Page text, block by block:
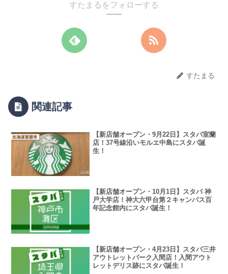
すたまるをフォローする
すたまる
関連記事
【新店舗オープン・9月22日】スタバ室蘭
店！37号線沿いモルエ中島にスタバ誕
生！
【新店舗オープン・10月1日】スタバ 神
戸大学店！神大六甲台第２キャンパス百
年記念館内にスタバ誕生！
【新店舗オープン・4月23日】スタバ三井
アウトレットパーク入間店！入間アウト
レットデリス跡にスタバ誕生！